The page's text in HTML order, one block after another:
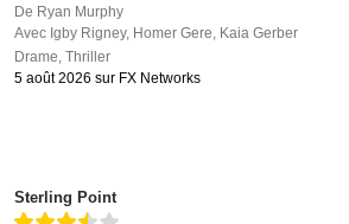
De Ryan Murphy
Avec Igby Rigney, Homer Gere Kaia Gerber
Drame ,Thriller
5 août 2026 sur FX Networks
Sterling Point